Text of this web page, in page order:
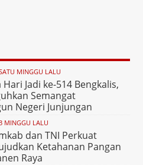
MINGGU LALU
Jadi ke-514 Bengkalis,
Semangat
Negeri Junjungan
MINGGU LALU
dan TNI Perkuat
Ketahanan Pangan
Raya